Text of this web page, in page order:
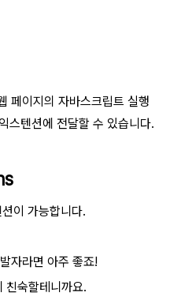
페이지의 자바스크립트 실행
스텐션에 전달할 수 있습니다.
이 가능합니다.
자라면 아주 좋죠!
숙할테니까요.